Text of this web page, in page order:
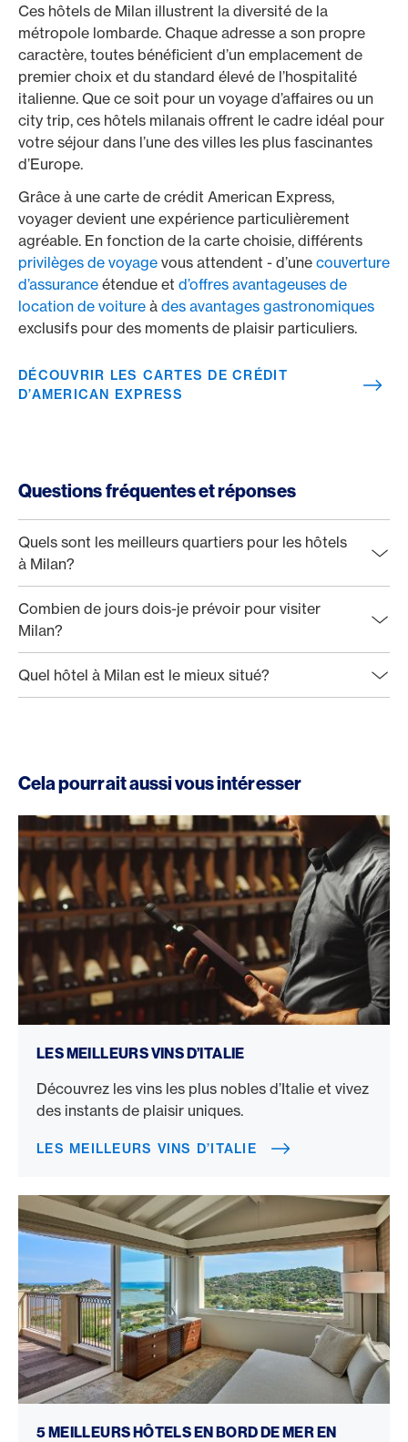
Ces hôtels de Milan illustrent la diversité de la
métropole lombarde. Chaque adresse a son propre
caractère, toutes bénéficient d’un emplacement de
premier choix et du standard élevé de l’hospitalité
italienne. Que ce soit pour un voyage d’affaires ou un
city trip, ces hôtels milanais offrent le cadre idéal pour
votre séjour dans l’une des villes les plus fascinantes
d’Europe.
Grâce à une carte de crédit American Express,
voyager devient une expérience particulièrement
agréable. En fonction de la carte choisie, différents
privilèges de voyage vous attendent - d’une couverture
d’assurance étendue et d’offres avantageuses de
location de voiture à des avantages gastronomiques
exclusifs pour des moments de plaisir particuliers.
DÉCOUVRIR LES CARTES DE CRÉDIT
D’AMERICAN EXPRESS
Questions fréquentes et réponses
Quels sont les meilleurs quartiers pour les hôtels
à Milan?
Combien de jours dois-je prévoir pour visiter
Milan?
Quel hôtel à Milan est le mieux situé?
Cela pourrait aussi vous intéresser
LES MEILLEURS VINS D’ITALIE
Découvrez les vins les plus nobles d’Italie et vivez
des instants de plaisir uniques.
LES MEILLEURS VINS D’ITALIE
5 MEILLEURS HÔTELS EN BORD DE MER EN